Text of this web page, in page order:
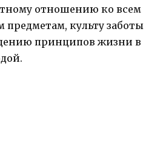
отношению ко всем
культу заботы
принципов жизни в